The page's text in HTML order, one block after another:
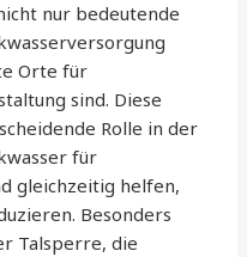
nur bedeutende
Orte für
sind. Diese
Rolle in der
für
gleichzeitig helfen,
Besonders
Talsperre, die